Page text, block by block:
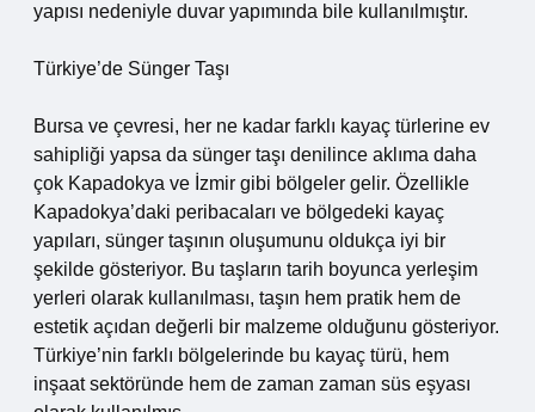
yapısı nedeniyle duvar yapımında bile kullanılmıştır.
Türkiye’de Sünger Taşı
Bursa ve çevresi, her ne kadar farklı kayaç türlerine ev
sahipliği yapsa da sünger taşı denilince aklıma daha
çok Kapadokya ve İzmir gibi bölgeler gelir. Özellikle
Kapadokya’daki peribacaları ve bölgedeki kayaç
yapıları, sünger taşının oluşumunu oldukça iyi bir
şekilde gösteriyor. Bu taşların tarih boyunca yerleşim
yerleri olarak kullanılması, taşın hem pratik hem de
estetik açıdan değerli bir malzeme olduğunu gösteriyor.
Türkiye’nin farklı bölgelerinde bu kayaç türü, hem
inşaat sektöründe hem de zaman zaman süs eşyası